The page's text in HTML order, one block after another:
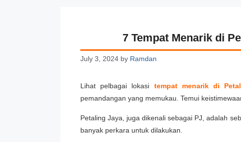
7 Tempat Menarik di
July 3, 2024 by Ramdan
Lihat pelbagai lokasi tempat menarik di
pemandangan yang memukau. Temui
Petaling Jaya, juga dikenali sebagai PJ, adalah
banyak perkara untuk dilakukan.